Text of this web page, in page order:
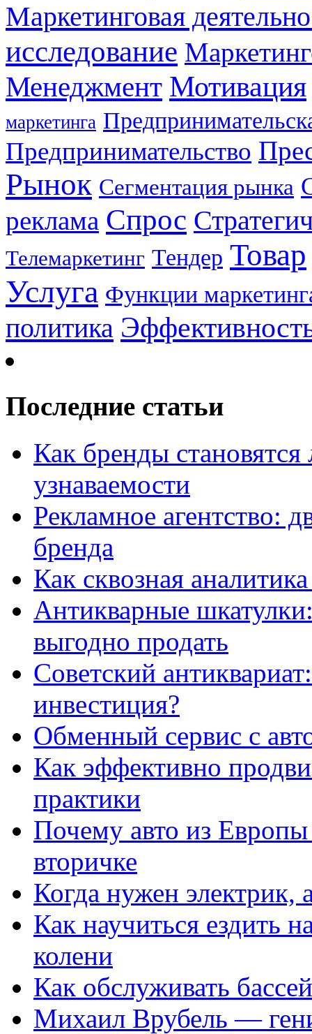
Маркетинговая
исследование
Менеджмент Мотивация
маркетинга
Предпринимательство
Рынок Сегментация рынка
реклама Спрос
Телемаркетинг Тендер Товар
Услуга Функции
политика
Последние статьи
Как бренды
узнаваемости
Рекламное агентство:
бренда
Как сквозная
Антикварные
выгодно продать
Советский
инвестиция?
Обменный сервис с
Как эффективно
практики
Почему авто из
вторичке
Когда нужен электрик,
Как научиться ездить
колени
Как обслуживать
Михаил Врубель —